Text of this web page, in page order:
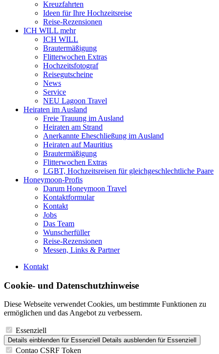
Kreuzfahrten
Ideen für Ihre Hochzeitsreise
Reise-Rezensionen
ICH WILL mehr
ICH WILL
Brautermäßigung
Flitterwochen Extras
Hochzeitsfotograf
Reisegutscheine
News
Service
NEU Lagoon Travel
Heiraten im Ausland
Freie Trauung im Ausland
Heiraten am Strand
Anerkannte Eheschließung im Ausland
Heiraten auf Mauritius
Brautermäßigung
Flitterwochen Extras
LGBT, Hochzeitsreisen für gleichgeschlechtliche Paare
Honeymoon-Profis
Darum Honeymoon Travel
Kontaktformular
Kontakt
Jobs
Das Team
Wunscherfüller
Reise-Rezensionen
Messen, Links & Partner
Kontakt
Cookie- und Datenschutzhinweise
Diese Webseite verwendet Cookies, um bestimmte Funktionen zu
ermöglichen und das Angebot zu verbessern.
Essenziell
Details einblenden für Essenziell Details ausblenden für Essenziell
Contao CSRF Token